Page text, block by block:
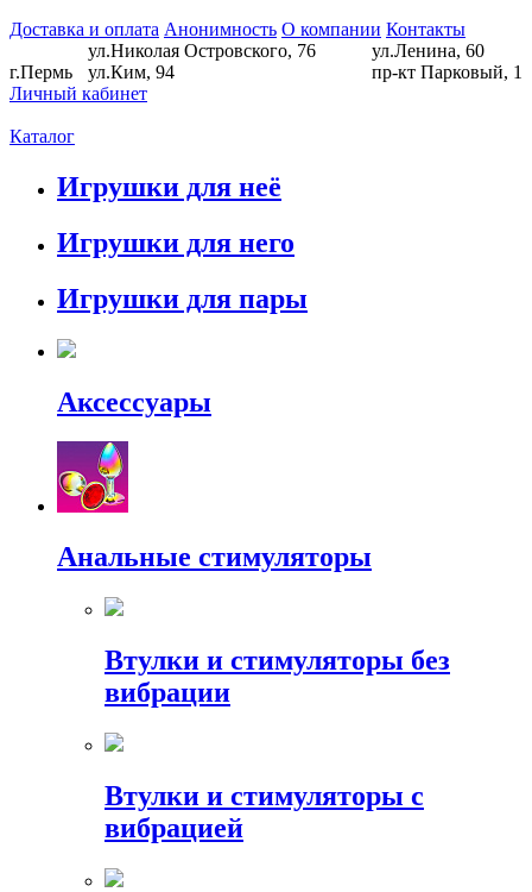
Доставка и оплата Анонимность О компании Контакты
г.Пермь
ул.Николая Островского, 76
ул.Ким, 94
ул.Ленина, 60
пр-кт Парковый, 1
Личный кабинет
Каталог
Игрушки для неё
Игрушки для него
Игрушки для пары
Аксессуары
Анальные стимуляторы
Втулки и стимуляторы без
вибрации
Втулки и стимуляторы с
вибрацией